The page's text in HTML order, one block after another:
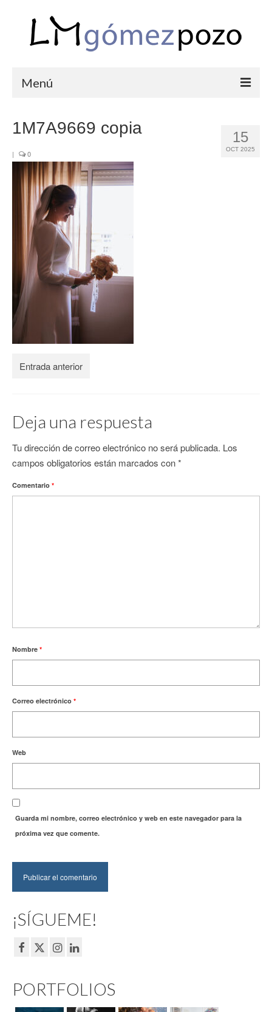
Menú
COMUNIONES
CORPORATIVAS
SEMANA SANTA
BLOG
SOBRE LM
CONTACTO
15
OCT 2025
1M7A9669 copia
| 0
Entrada anterior
Deja una respuesta
Tu dirección de correo electrónico no será publicada. Los
campos obligatorios están marcados con*
Comentario *
Nombre *
Correo electrónico *
Web
Guarda mi nombre, correo electrónico y web en este navegador para la
próxima vez que comente.
¡SÍGUEME!
PORTFOLIOS